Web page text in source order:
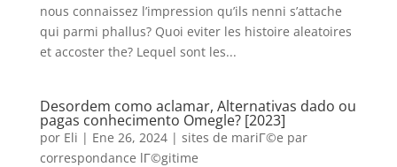
nous connaissez l’impression qu’ils nenni s’attache
qui parmi phallus? Quoi eviter les histoire aleatoires
et accoster the? Lequel sont les...
Desordem como aclamar, Alternativas dado ou
pagas conhecimento Omegle? [2023]
por Eli | Ene 26, 2024| sites de mariГ©e par
correspondance lГ©gitime